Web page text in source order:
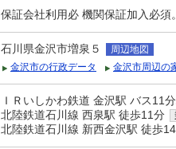
保証会社利用必 機関保証加入必須
石川県金沢市増泉５
周辺地図
金沢市の行政データ
金沢市周辺の
ＩＲいしかわ鉄道 金沢駅 バス11
北陸鉄道石川線 西泉駅 徒歩11分
北陸鉄道石川線 新西金沢駅 徒歩